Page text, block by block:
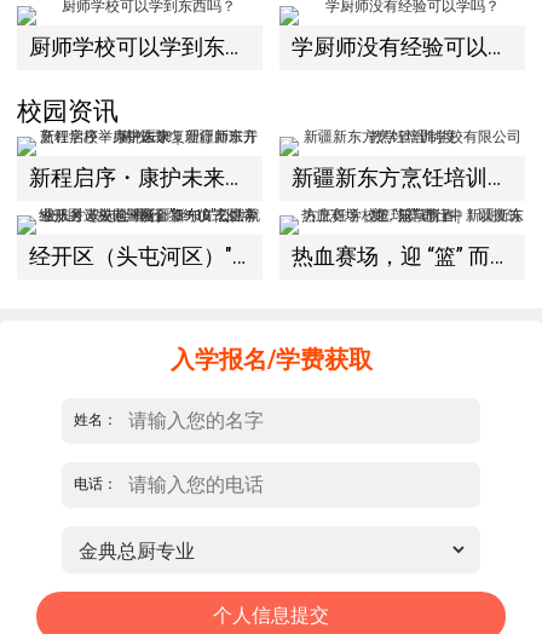
厨师学校可以学到东西吗？ 学厨师没有经验可以学吗？
校园资讯
新程启序・康护未来｜新疆新东方烹饪学校举办中医康复理疗师班开幕仪式！ 新疆新东方烹饪培训学校有限公司教学管理制度
经开区（头屯河区）"3+10"公共就业服务进校园暨新疆新东方烹饪学校人才双选会+校企签约仪式圆满举行 热血赛场，迎 “篮” 而上｜新疆新东方烹饪学校篮球赛进行中！以技筑梦，乐享青春
入学报名/学费获取
姓名：
电话：